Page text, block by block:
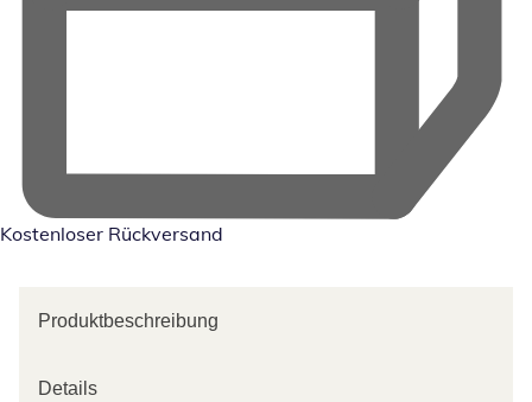
Kostenloser Rückversand
Produktbeschreibung
Details